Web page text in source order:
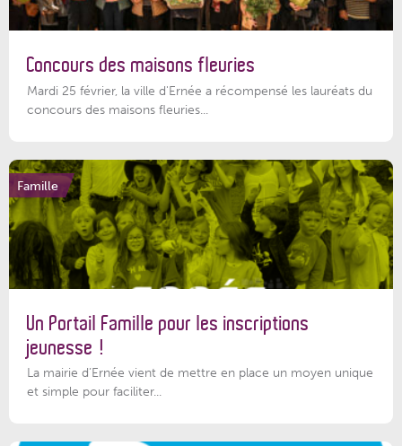
Concours des maisons fleuries
Mardi 25 février, la ville d'Ernée a récompensé les lauréats du
concours des maisons fleuries...
Famille
Un Portail Famille pour les inscriptions
jeunesse !
La mairie d’Ernée vient de mettre en place un moyen unique
et simple pour faciliter...